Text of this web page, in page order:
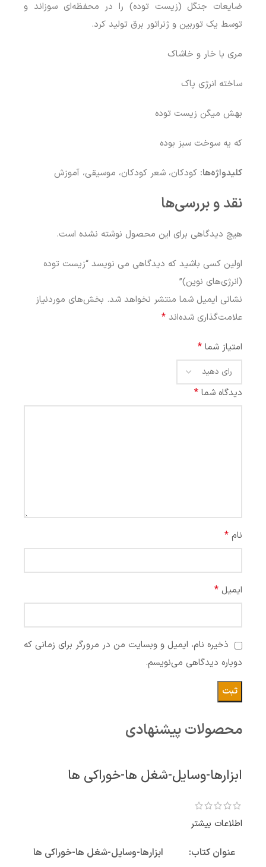
ضایعات جنگل (زیست توده) را در محفظه‌ای سوزاند و
توسط یک توربین و ژنراتور برق تولید کرد.
مری با خار و خاشاک
ساخته انرژی پاک
بهش میگن زیست توده
که یه سوخت سبز بوده
کلیدواژه‌ها: کودکان، شعر کودکان، موسیقی، آموزش
نقد و بررسی‌ها
هیچ دیدگاهی برای این محصول نوشته نشده است.
اولین کسی باشید که دیدگاهی می نویسد “زیست توده
(انرژی‌های نوین)”
نشانی ایمیل شما منتشر نخواهد شد. بخش‌های موردنیاز
علامت‌گذاری شده‌اند *
امتیاز شما *
دیدگاه شما *
نام *
ایمیل *
ذخیره نام، ایمیل و وبسایت من در مرورگر برای زمانی که
دوباره دیدگاهی می‌نویسم.
محصولات پیشنهادی
ابزارها-وسایل-شغل ها-خوراکی ها
اطلاعات بیشتر
عنوان کتاب: ابزارها-وسایل-شغل ها-خوراکی ها